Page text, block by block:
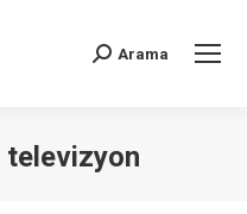
Arama
televizyon